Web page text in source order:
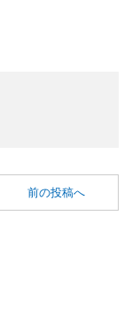
前の投稿へ